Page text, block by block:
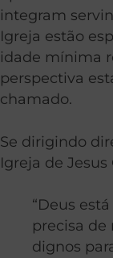
integram
Igreja estão
idade mínima
perspectiva
chamado.
Se dirigindo
Igreja de
“Deus
precisa de
dignos